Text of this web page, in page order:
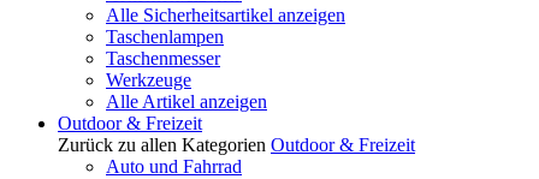
Alle Sicherheitsartikel anzeigen
Taschenlampen
Taschenmesser
Werkzeuge
Alle Artikel anzeigen
Outdoor & Freizeit
Zurück zu allen Kategorien Outdoor & Freizeit
Auto und Fahrrad